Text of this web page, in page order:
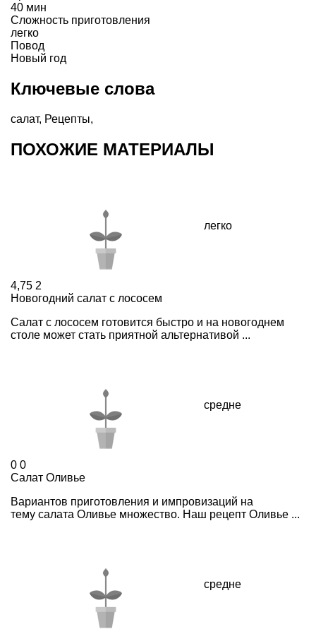
40 мин
Сложность приготовления
легко
Повод
Новый год
Ключевые слова
салат, Рецепты,
ПОХОЖИЕ МАТЕРИАЛЫ
легко
4,75 2
Новогодний салат с лососем
Салат с лососем готовится быстро и на новогоднем
столе может стать приятной альтернативой ...
средне
0 0
Cалат Оливье
Вариантов приготовления и импровизаций на
тему салата Оливье множество. Наш рецепт Оливье ...
средне